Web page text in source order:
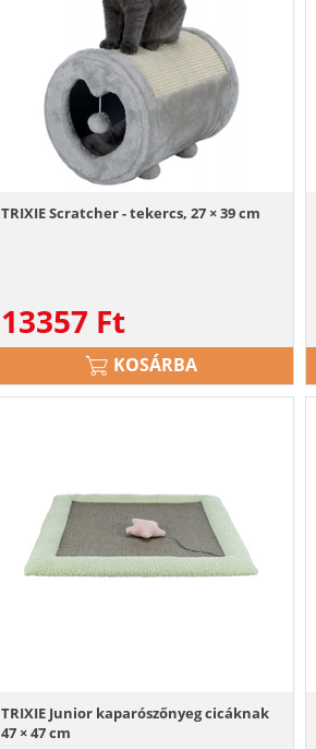
TRIXIE Scratcher - tekercs, 27 × 39 cm
13357 Ft
KOSÁRBA
TRIXIE Junior kaparószőnyeg cicáknak
47 × 47 cm